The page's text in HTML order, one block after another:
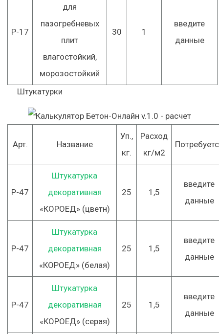
Р-17
для
пазогребневых
плит
влагостойкий,
морозостойкий
30 1
введите
данные
Штукатурки
Арт. Название
Уп.,
кг.
Расход
кг/м2
Р-47
Штукатурка
декоративная
«КОРОЕД» (цветн)
25 1,5
введите
данные
Р-47
Штукатурка
декоративная
«КОРОЕД» (белая)
25 1,5
введите
данные
Р-47
Штукатурка
декоративная
«КОРОЕД» (серая)
25 1,5
введите
данные